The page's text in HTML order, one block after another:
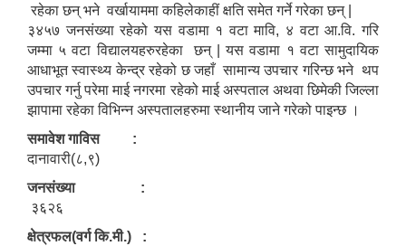
रहेका छन् भने वर्खायाममा कहिलेकाहीं क्षति समेत गर्ने गरेका छन् |
३४५७ जनसंख्या रहेको यस वडामा १ वटा मावि, ४ वटा आ.वि. गरि
जम्मा ५ वटा विद्यालयहरुरहेका छन् | यस वडामा १ वटा सामुदायिक
आधाभूत स्वास्थ्य केन्द्र रहेको छ जहाँ सामान्य उपचार गरिन्छ भने थप
उपचार गर्नु परेमा माई नगरमा रहेको माई अस्पताल अथवा छिमेकी जिल्ला
झापामा रहेका विभिन्न अस्पतालहरुमा स्थानीय जाने गरेको पाइन्छ ।
समावेश गाविस :
दानावारी(८,९)
जनसंख्या :
३६२६
क्षेत्रफल(वर्ग कि.मी.) :